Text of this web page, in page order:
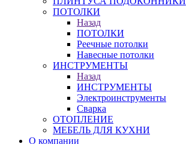
ПОТОЛКИ
Назад
ПОТОЛКИ
Реечные потолки
Навесные потолки
ИНСТРУМЕНТЫ
Назад
ИНСТРУМЕНТЫ
Электроинструменты
Сварка
ОТОПЛЕНИЕ
МЕБЕЛЬ ДЛЯ КУХНИ
О компании